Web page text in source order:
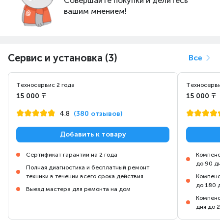
750 Вт
Три простых шага к чистоте
вашим мнением!
Сервис и установка (3) Все
Техносервис 2 года
15 000 ₸
4.8 (380 отзывов)
Добавить к товару
Сертификат гарантии на 2 года
Полная диагностика и бесплатный ремонт
техники в течении всего срока действия
Выезд мастера для ремонта на дом
15 000 ₸
до 90
до 180
дня до